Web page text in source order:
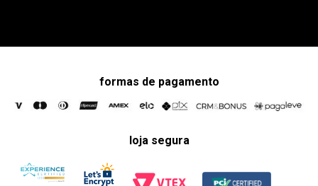
formas de pagamento
loja segura